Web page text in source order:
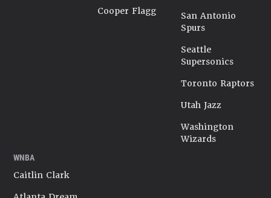
Cooper Flagg
San Antonio
Spurs
Seattle
Supersonics
Toronto Raptors
Utah Jazz
Washington
Wizards
WNBA
Caitlin Clark